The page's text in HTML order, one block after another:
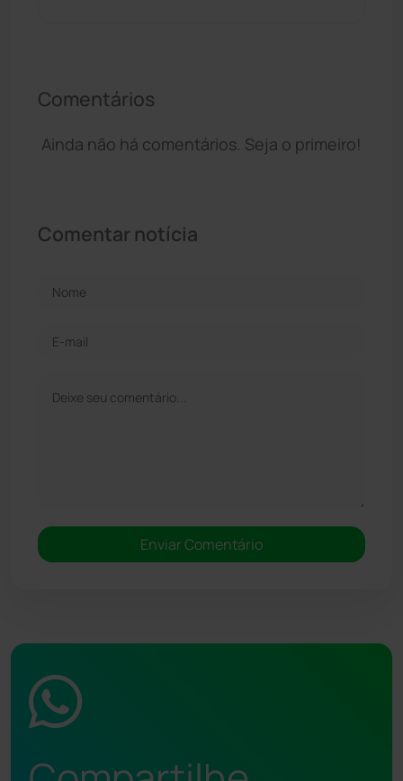
Comentários
Ainda não há comentários. Seja o primeiro!
Comentar notícia